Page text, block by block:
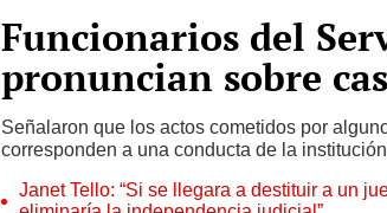
Funcionarios del
pronuncian sobre
Señalaron que los actos cometidos por
corresponden a una conducta de la
Janet Tello: “Si se llegara a destituir a un